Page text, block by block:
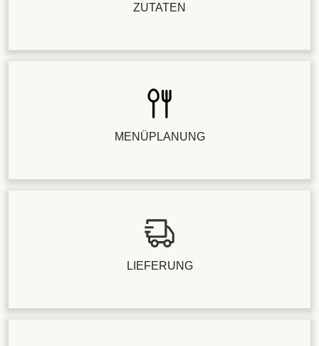
ZUTATEN
MENÜPLANUNG
LIEFERUNG